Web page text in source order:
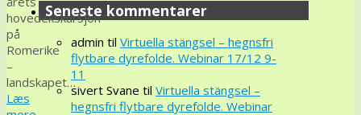
hovedekskursjon
på
Romerike
–
landskapet…
Læs
Seneste kommentarer
admin til Virtuella stängsel – hegnsfri
flytbare dyrefolde. Webinar 17/12 9-
11
sivert Svane til Virtuella stängsel –
hegnsfri flytbare dyrefolde. Webinar